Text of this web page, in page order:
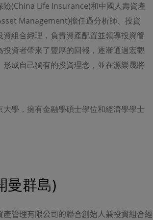
險(China Life Insurance)和中國人壽資產
Management)擔任過分析師、投資
資組合經理，負責資產配置並領導投資管
投資者帶來了豐厚的回報，逐漸通過宏觀
形成自己獨有的投資理念，並在源樂晟將
大學，擁有金融學碩士學位和經濟學學士
曼群島)
產管理有限公司的聯合創始人兼投資組合
的任何傷害。東英資管也對任何第三方軟件
或性能不作任何陳述或保證。
料如有不時修改和更新、恕不另行通知。